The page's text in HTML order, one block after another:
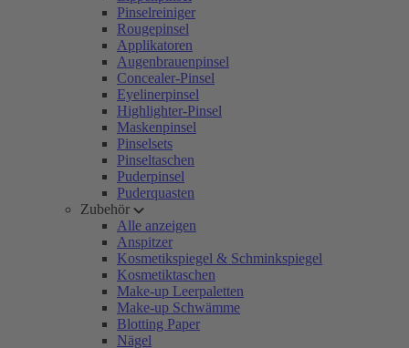
Pinselreiniger
Rougepinsel
Applikatoren
Augenbrauenpinsel
Concealer-Pinsel
Eyelinerpinsel
Highlighter-Pinsel
Maskenpinsel
Pinselsets
Pinseltaschen
Puderpinsel
Puderquasten
Zubehör
Alle anzeigen
Anspitzer
Kosmetikspiegel & Schminkspiegel
Kosmetiktaschen
Make-up Leerpaletten
Make-up Schwämme
Blotting Paper
Nägel